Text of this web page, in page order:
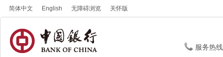
简体中文 English 无障碍浏览 关怀版
服务热